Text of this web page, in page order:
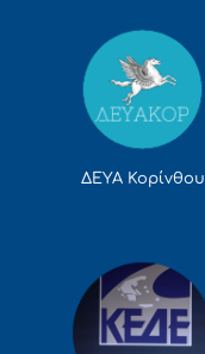
ΔΕΥΑ Κορίνθου